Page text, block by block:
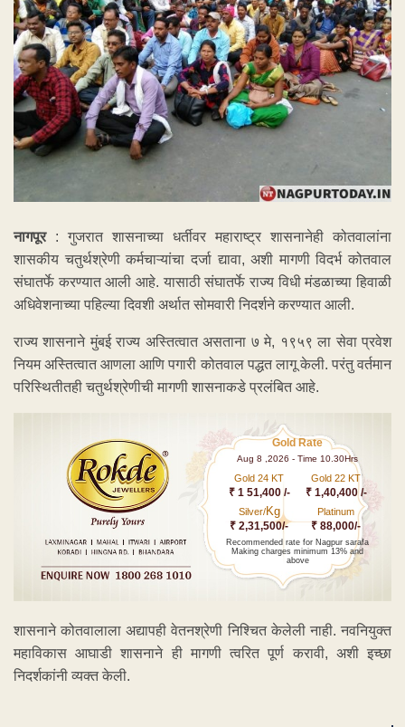
नागपूर : गुजरात शासनाच्या धर्तीवर महाराष्ट्र शासनानेही कोतवालांना
शासकीय चतुर्थश्रेणी कर्मचाऱ्यांचा दर्जा द्यावा, अशी मागणी विदर्भ कोतवाल
संघातर्फे करण्यात आली आहे. यासाठी संघातर्फे राज्य विधी मंडळाच्या हिवाळी
अधिवेशनाच्या पहिल्या दिवशी अर्थात सोमवारी निदर्शने करण्यात आली.
राज्य शासनाने मुंबई राज्य अस्तित्वात असताना ७ मे, १९५९ ला सेवा प्रवेश
नियम अस्तित्वात आणला आणि पगारी कोतवाल पद्धत लागू केली. परंतु वर्तमान
परिस्थितीतही चतुर्थश्रेणीची मागणी शासनाकडे प्रलंबित आहे.
Gold Rate
Aug 8 ,2026 - Time 10.30Hrs
Gold 24 KT
₹ 1 51,400 /-
Gold 22 KT
₹ 1,40,400 /-
Silver/Kg
₹ 2,31,500/-
Platinum
₹ 88,000/-
Recommended rate for Nagpur sarafa
Making charges minimum 13% and
above
शासनाने कोतवालाला अद्यापही वेतनश्रेणी निश्चित केलेली नाही. नवनियुक्त
महाविकास आघाडी शासनाने ही मागणी त्वरित पूर्ण करावी, अशी इच्छा
निदर्शकांनी व्यक्त केली.